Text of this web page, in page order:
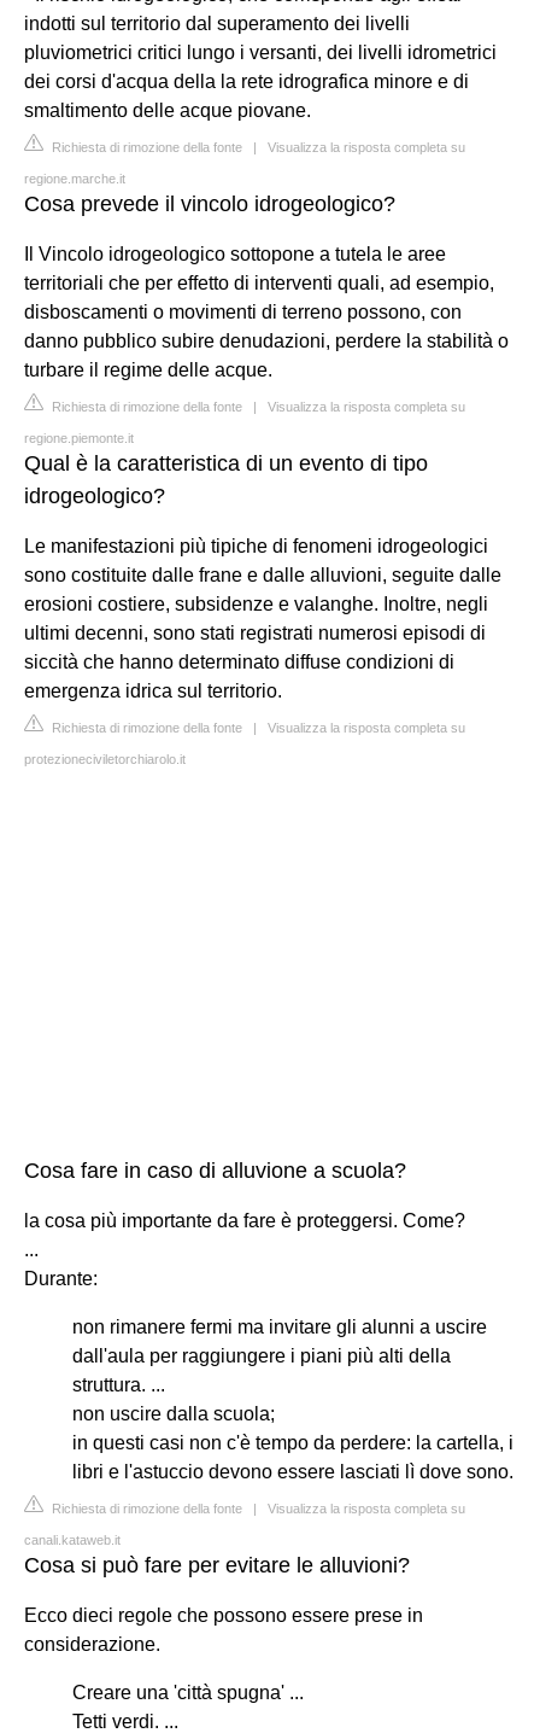
indotti sul territorio dal superamento dei livelli
pluviometrici critici lungo i versanti, dei livelli idrometrici
dei corsi d'acqua della la rete idrografica minore e di
smaltimento delle acque piovane.
Richiesta di rimozione della fonte | Visualizza la risposta completa su
regione.marche.it
Cosa prevede il vincolo idrogeologico?
Il Vincolo idrogeologico sottopone a tutela le aree
territoriali che per effetto di interventi quali, ad esempio,
disboscamenti o movimenti di terreno possono, con
danno pubblico subire denudazioni, perdere la stabilità o
turbare il regime delle acque.
Richiesta di rimozione della fonte | Visualizza la risposta completa su
regione.piemonte.it
Qual è la caratteristica di un evento di tipo
idrogeologico?
Le manifestazioni più tipiche di fenomeni idrogeologici
sono costituite dalle frane e dalle alluvioni, seguite dalle
erosioni costiere, subsidenze e valanghe. Inoltre, negli
ultimi decenni, sono stati registrati numerosi episodi di
siccità che hanno determinato diffuse condizioni di
emergenza idrica sul territorio.
Richiesta di rimozione della fonte | Visualizza la risposta completa su
protezioneciviletorchiarolo.it
Cosa fare in caso di alluvione a scuola?
la cosa più importante da fare è proteggersi. Come?
...
Durante:
non rimanere fermi ma invitare gli alunni a uscire
dall'aula per raggiungere i piani più alti della
struttura. ...
non uscire dalla scuola;
in questi casi non c'è tempo da perdere: la cartella, i
libri e l'astuccio devono essere lasciati lì dove sono.
Richiesta di rimozione della fonte | Visualizza la risposta completa su
canali.kataweb.it
Cosa si può fare per evitare le alluvioni?
Ecco dieci regole che possono essere prese in
considerazione.
Creare una 'città spugna' ...
Tetti verdi. ...